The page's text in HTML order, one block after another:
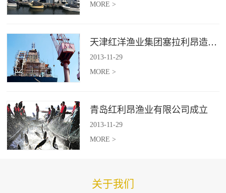
MORE >
天津红洋渔业集团塞拉利昂造船项目
2013-11-29
MORE >
青岛红利昂渔业有限公司成立
2013-11-29
MORE >
关于我们